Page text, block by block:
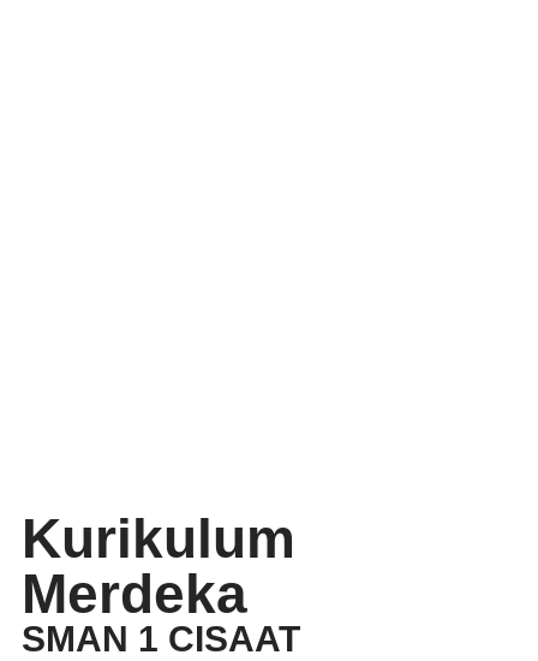
Kurikulum
Merdeka
SMAN 1 CISAAT